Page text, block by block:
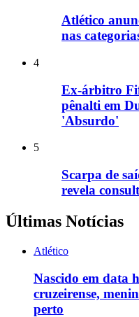
Atlético
nas
4
Ex-árbitro
pênalti em
'Absurdo'
5
Scarpa de
revela
Últimas Notícias
Atlético
Nascido em data
cruzeirense,
perto